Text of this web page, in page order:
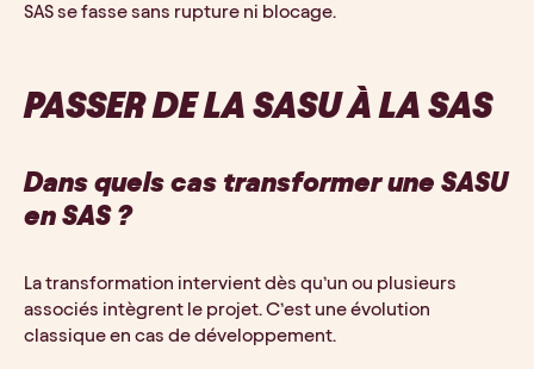
SAS se fasse sans rupture ni blocage.
PASSER DE LA SASU À LA SAS
Dans quels cas transformer une SASU
en SAS ?
La transformation intervient dès qu’un ou plusieurs
associés intègrent le projet. C’est une évolution
classique en cas de développement.